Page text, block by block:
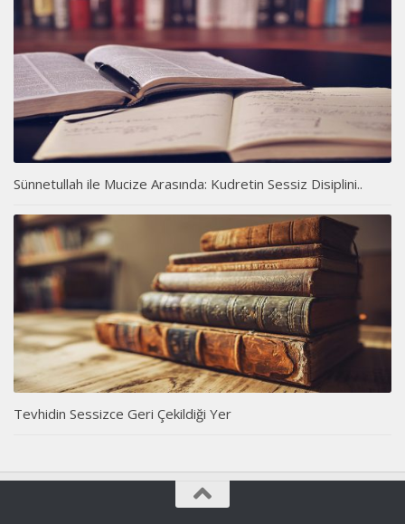
Sünnetullah ile Mucize Arasında: Kudretin Sessiz Disiplini..
Tevhidin Sessizce Geri Çekildiği Yer